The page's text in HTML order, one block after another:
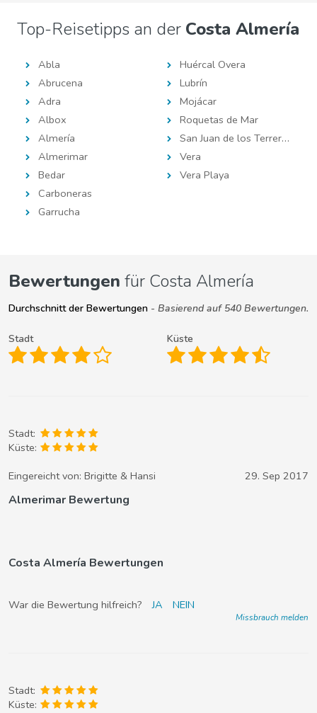
Top-Reisetipps an der Costa Almería
Abla
Abrucena
Adra
Albox
Almería
Almerimar
Bedar
Carboneras
Garrucha
Huércal Overa
Lubrín
Mojácar
Roquetas de Mar
San Juan de los Terreros
Vera
Vera Playa
Bewertungen für Costa Almería
Durchschnitt der Bewertungen - Basierend auf 540 Bewertungen.
Stadt Küste
Stadt:
Küste:
Eingereicht von: Brigitte & Hansi 29. Sep 2017
Almerimar Bewertung
Costa Almería Bewertungen
War die Bewertung hilfreich? JA NEIN
Missbrauch melden
Stadt:
Küste: